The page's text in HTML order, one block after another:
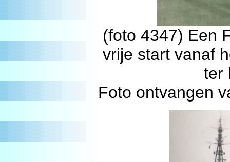
(foto 4347) Een
vrije start vanaf
ter
Foto ontvangen